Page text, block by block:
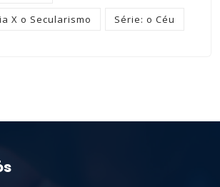
X o Secularismo Série: o Céu